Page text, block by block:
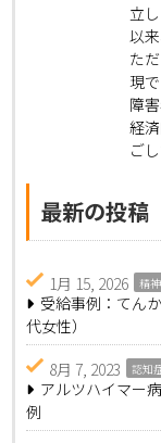
立
以
た
現
障
経
ご
最新の投稿
1月 15, 2026 精
受給事例：てん
代女性）
8月 7, 2023
認知
アルツハイマー
例